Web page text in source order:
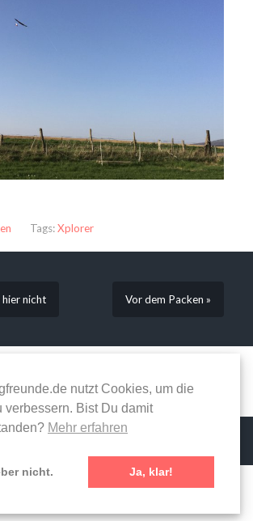
Tags:Xplorer
hier nicht Vor dem Packen »
sind geschlossen.
nutzt Cookies, um die
verbessern. Bist Du damit
Mehr erfahren
nicht. Ja, klar!